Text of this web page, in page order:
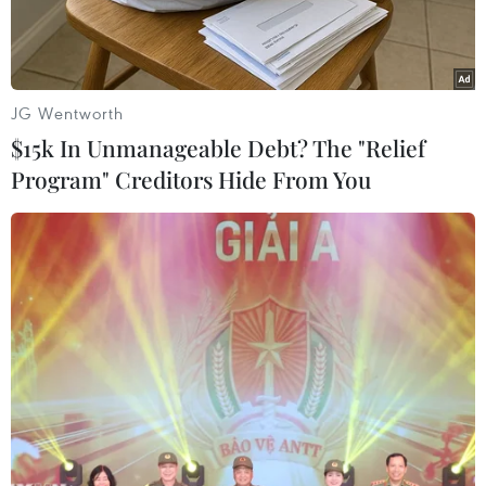
U23 Hàn Quốc giành chiến thắng nhẹ nhàng trước U23 Thái
Lan. (Nguồn: AFP/TTXVN)
U23 Thái Lan chỉ cần hòa U23 Hàn Quốc ở trận
đấu cuối vòng bảng là đoạt vé vào tứ kết. Tuy
nhiên, đội bóng của Huấn luyện viên
JG Wentworth
$15k In Unmanageable Debt? The "Relief
Program" Creditors Hide From You